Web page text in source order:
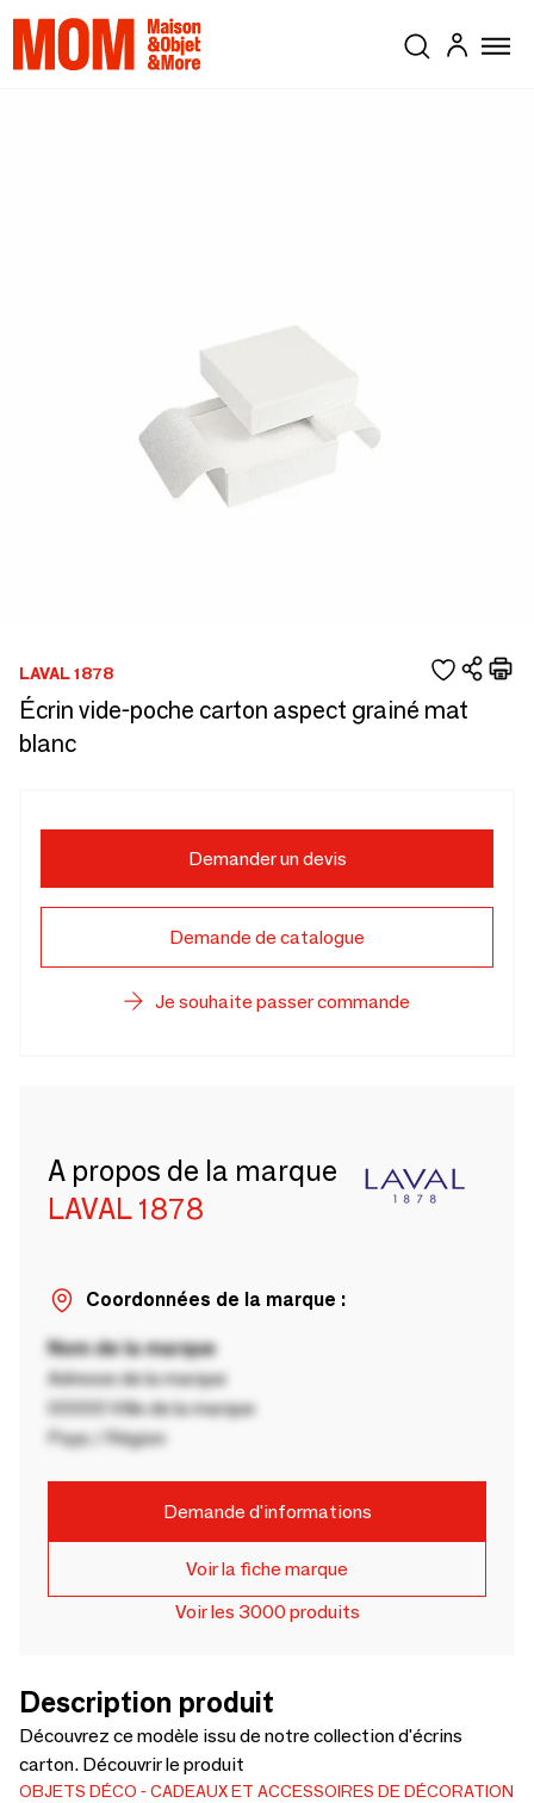
LAVAL 1878
Écrin vide-poche carton aspect grainé mat
blanc
Demander un devis
Demande de catalogue
Je souhaite passer commande
A propos de la marque
LAVAL 1878
Coordonnées de la marque :
Nom de la marque
Adresse de la marque
00000 Ville de la marque
Pays / Région
Demande d'informations
Voir la fiche marque
Voir les 3000 produits
Description produit
Découvrez ce modèle issu de notre collection d'écrins
carton. Découvrir le produit
OBJETS DÉCO
CADEAUX ET ACCESSOIRES DE DÉCORATION